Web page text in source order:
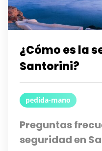
¿Cómo es la
Santorini?
pedida-mano
Preguntas
seguridad en